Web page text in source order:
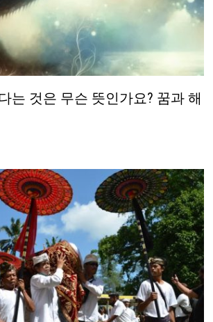
는 것은 무슨 뜻인가요? 꿈과 해